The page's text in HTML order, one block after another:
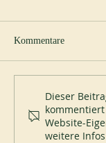
Neuer Abt
Kommentare
Dieser
Website-
weitere